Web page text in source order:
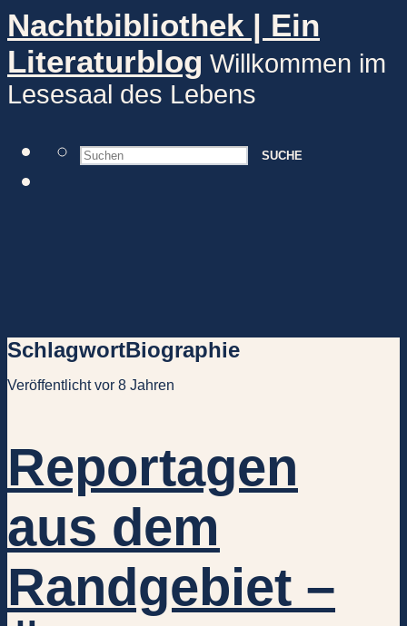
Nachtbibliothek | Ein
Literaturblog Willkommen im
Lesesaal des Lebens
SUCHE
SchlagwortBiographie
Veröffentlicht vor 8 Jahren
Reportagen
aus dem
Randgebiet –